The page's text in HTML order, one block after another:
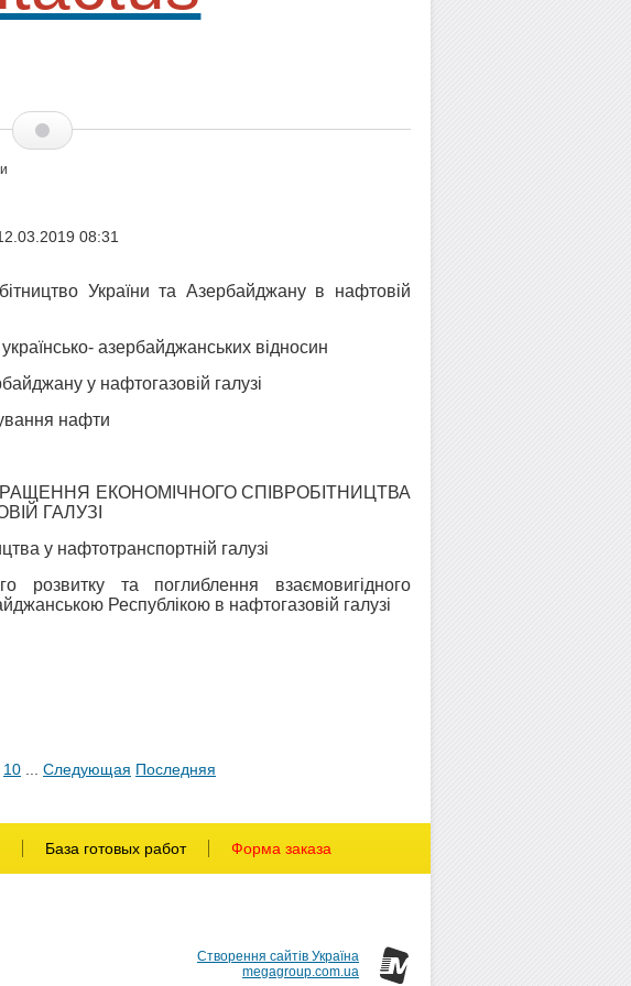
08:31
України та Азербайджану в нафтовій
азербайджанських відносин
у нафтогазовій галузі
нафти
ЕКОНОМІЧНОГО СПІВРОБІТНИЦТВА
ГАЛУЗІ
у нафтотранспортній галузі
розвитку та поглиблення взаємовигідного
Республікою в нафтогазовій галузі
10 Следующая Последняя
База готовых работ Форма заказа
Створення сайтів Україна
megagroup.com.ua